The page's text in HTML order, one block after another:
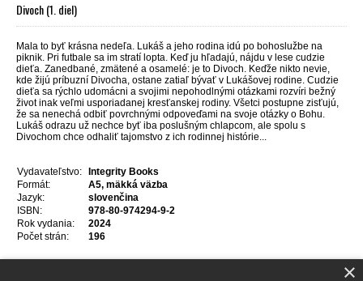
Divoch (1. diel)
Mala to byť krásna nedeľa. Lukáš a jeho rodina idú po bohoslužbe na
piknik. Pri futbale sa im stratí lopta. Keď ju hľadajú, nájdu v lese cudzie
dieťa. Zanedbané, zmätené a osamelé: je to Divoch. Keďže nikto nevie,
kde žijú príbuzní Divocha, ostane zatiaľ bývať v Luká­šovej rodine. Cudzie
dieťa sa rýchlo udomácni a svo­jimi nepohodlnými otázkami rozvíri bežný
život inak veľmi usporiadanej kresťanskej rodiny. Všetci postup­ne zisťujú,
že sa nenechá odbiť povrchnými odpove­ďami na svoje otázky o Bohu.
Lukáš odrazu už nechce byť iba poslušným chlapcom, ale spolu s
Divochom chce odhaliť tajomstvo z ich rodinnej histórie...
Vydavateľstvo:
Integrity Books
Formát:
A5, mäkká väzba
Jazyk:
slovenčina
ISBN:
978-80-974294-9-2
Rok vydania:
2024
Počet strán:
196
×